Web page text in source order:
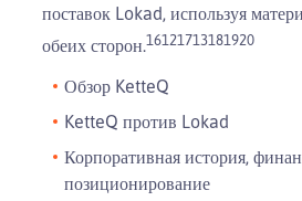
поставок Lokad, используя
обеих сторон.16121713181920
Обзор KetteQ
KetteQ против Lokad
Корпоративная история,
позиционирование